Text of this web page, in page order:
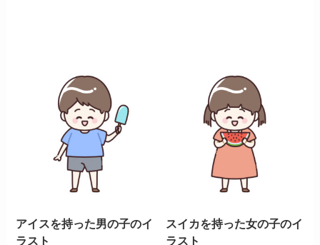
アイスを持った男の子のイ
ラスト
スイカを持った女の子のイ
ラスト